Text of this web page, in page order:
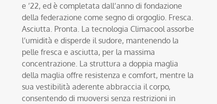
e ’22, ed è completata dall’anno di fondazione
della federazione come segno di orgoglio. Fresca.
Asciutta. Pronta. La tecnologia Climacool assorbe
l’umidità e disperde il sudore, mantenendo la
pelle fresca e asciutta, per la massima
concentrazione. La struttura a doppia maglia
della maglia offre resistenza e comfort, mentre la
sua vestibilità aderente abbraccia il corpo,
consentendo di muoversi senza restrizioni in